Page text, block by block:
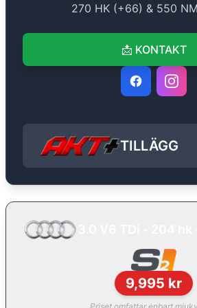
270 HK (+66) & 550
📩 KONTAKT
TILLÄGG
9,995 kr